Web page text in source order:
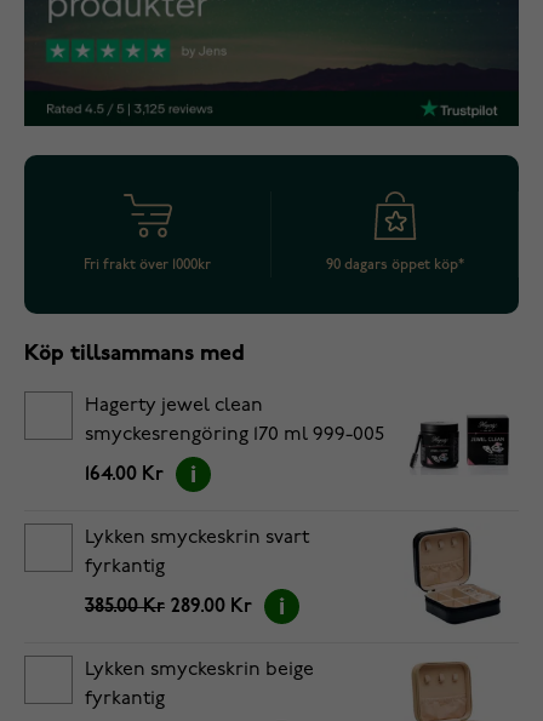
Fri frakt över 1000kr 90 dagars öppet köp*
Köp tillsammans med
Hagerty jewel clean
smyckesrengöring 170 ml 999-005
164.00 Kr
Lykken smyckeskrin svart
fyrkantig
385.00 Kr 289.00 Kr
Lykken smyckeskrin beige
fyrkantig